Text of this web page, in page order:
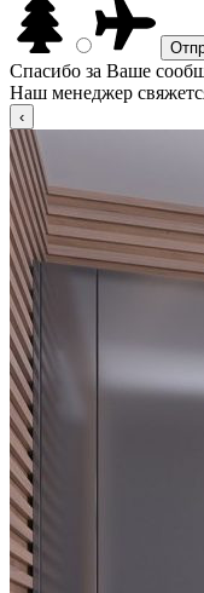
Спасибо за Ваше
Наш менеджер